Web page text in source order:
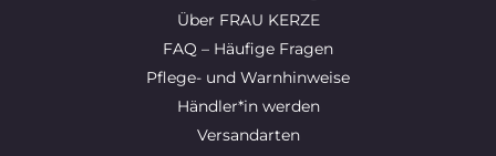
Über FRAU KERZE
FAQ – Häufige Fragen
Pflege- und Warnhinweise
Händler*in werden
Versandarten